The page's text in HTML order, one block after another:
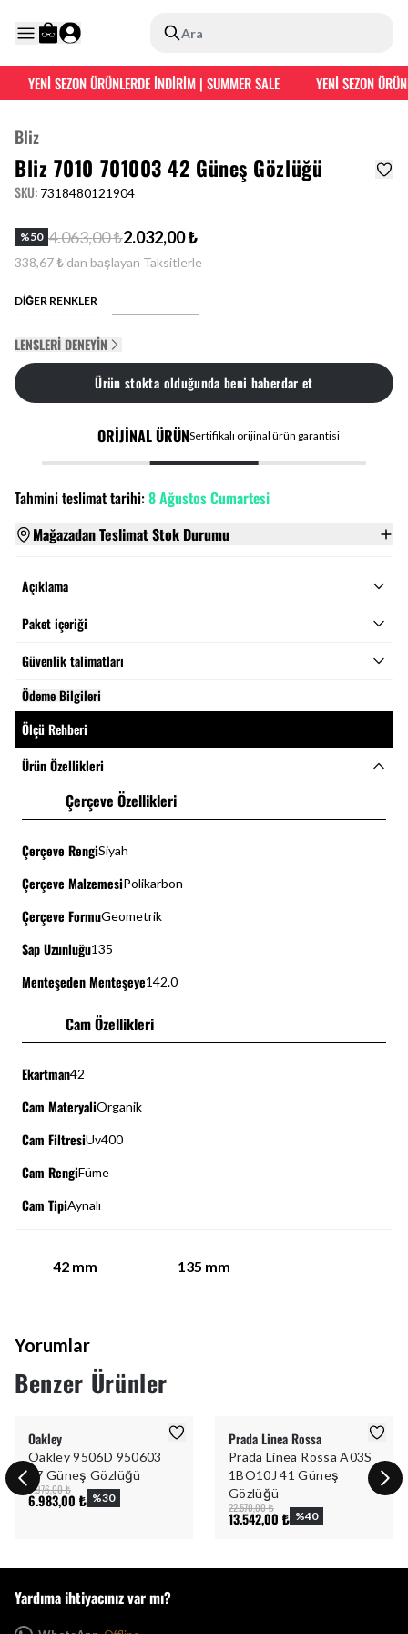
Ara
YENİ SEZON ÜRÜNLERDE İNDİRİM | SUMMER SALE YENİ SEZON
Bliz
Bliz 7010 701003 42 Güneş Gözlüğü
SKU: 7318480121904
%50 4.063,00 ₺2.032,00 ₺
338,67 ₺'dan başlayan Taksitlerle
DİĞER RENKLER
LENSLERI DENEYIN
Ürün stokta olduğunda beni haberdar et
ORİJİNAL ÜRÜNSertifikalı orijinal ürün garantisi
Tahmini teslimat tarihi:8 Ağustos Cumartesi
Mağazadan Teslimat Stok Durumu
Açıklama
Paket içeriği
Güvenlik talimatları
Ödeme Bilgileri
Ölçü Rehberi
Ürün Özellikleri
Çerçeve Özellikleri
Çerçeve RengiSiyah
Çerçeve MalzemesiPolikarbon
Çerçeve FormuGeometrik
Sap Uzunluğu135
Menteşeden Menteşeye142.0
Cam Özellikleri
Ekartman42
Cam MateryaliOrganik
Cam FiltresiUv400
Cam RengiFüme
Cam TipiAynalı
42 mm 135 mm
Yorumlar
Benzer Ürünler
Oakley
Oakley 9506D 950603
57 Güneş Gözlüğü
9.976,00 ₺
6.983,00 ₺ %30
Prada Linea Rossa
Prada Linea Rossa A03S
1BO10J 41 Güneş
Gözlüğü
22.570,00 ₺
13.542,00 ₺ %40
Yardıma ihtiyacınız var mı?